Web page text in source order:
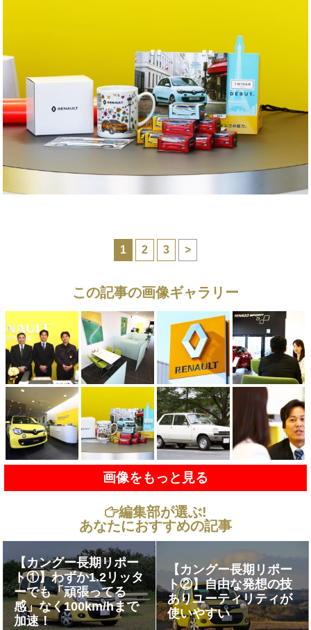
1 2 3 >
この記事の画像ギャラリー
画像をもっと見る
編集部が選ぶ!
あなたにおすすめの記事
【カングー長期リポー
ト①】わずか1.2リッタ
ーでも「頑張ってる
感」なく100km/hまで
加速！
【カングー長期リポー
ト②】自由な発想の技
ありユーティリティが
使いやすい